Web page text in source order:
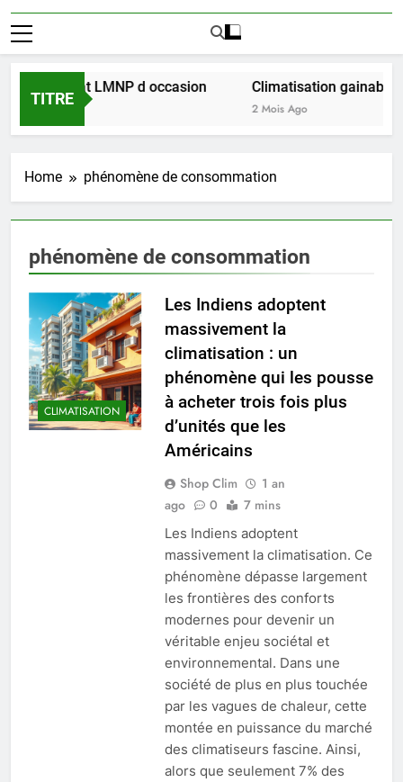
TITRE
l achat LMNP d occasion Climatisation gainable
2 Mois Ago
Home phénomène de consommation
phénomène de consommation
CLIMATISATION
Les Indiens adoptent
massivement la
climatisation : un
phénomène qui les pousse
à acheter trois fois plus
d’unités que les
Américains
Shop Clim
1 an
ago
0 7 mins
Les Indiens adoptent
massivement la climatisation. Ce
phénomène dépasse largement
les frontières des conforts
modernes pour devenir un
véritable enjeu sociétal et
environnemental. Dans une
société de plus en plus touchée
par les vagues de chaleur, cette
montée en puissance du marché
des climatiseurs fascine. Ainsi,
alors que seulement 7% des